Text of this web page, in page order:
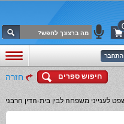
חיפוש ספרים חזרה
לענייני משפחה לבין בית-הדין הרבני